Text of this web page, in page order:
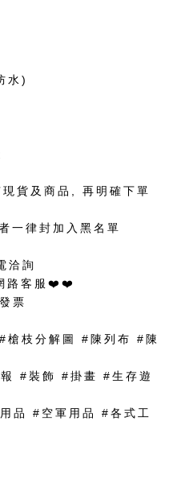
水)
貨及商品, 再明確下單
一律封加入黑名單
洽詢
路客服❤️❤️
票
枝分解圖 #陳列布 #陳
#裝飾 #掛畫 #生存遊
品 #空軍用品 #各式工